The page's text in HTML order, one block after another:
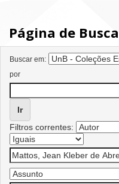
Página de Busca
Buscar em:
por
Filtros correntes: